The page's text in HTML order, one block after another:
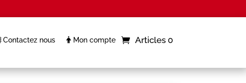
Contactez nous Mon compte Articles 0